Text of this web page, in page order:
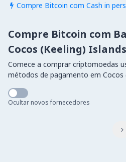
 Compre Bitcoin com Cash in
Compre Bitcoin com
Cocos (Keeling) Islands
Comece a comprar criptomoedas
métodos de pagamento em Cocos
Ocultar novos fornecedores
